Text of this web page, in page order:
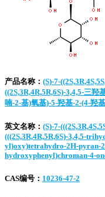
产品名称： (S)-7-
((2S,3R,4R,5R,6S)-3,4,5-三
喃-2-基)氧基)-5-羟基-2-(4-羟
英文名称： (S)-7-
(((2S,3R,4R,5R,6S)-3,4,5-
yl)oxy)tetrahydro-2H-pyran-
hydroxyphenyl)chroman-4-
CAS编号： 10236-47-2